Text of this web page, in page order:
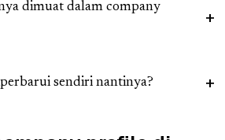
dimuat dalam company
sendiri nantinya?